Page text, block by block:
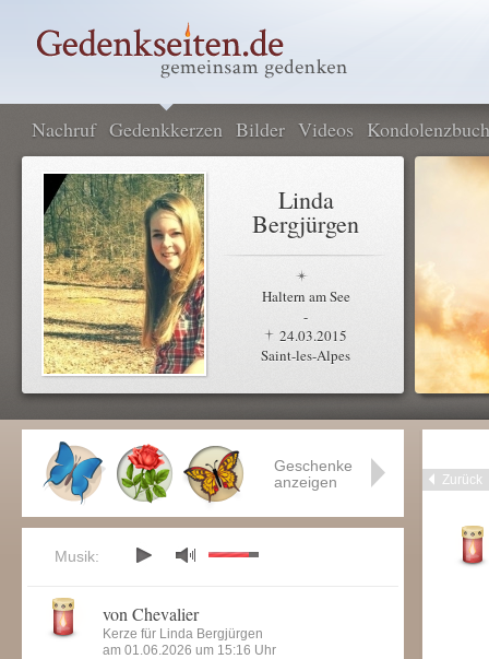
Nachruf Gedenkkerzen Bilder Videos Kondolenzbuch
Linda
Bergjürgen
Haltern am See
-
24.03.2015
Saint-les-Alpes
Zurück
Geschenke
anzeigen
Musik:
von Chevalier
Kerze für Linda Bergjürgen
am 01.06.2026 um 15:16 Uhr